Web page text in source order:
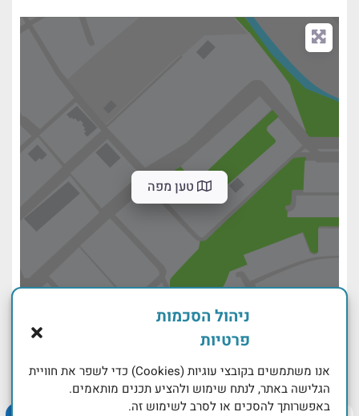
ניהול הסכמות
פרטיות
אנו משתמשים בקובצי עוגיות (Cookies) כדי לשפר את חוויית
הגלישה באתר, לנתח שימוש ולהציע תכנים מותאמים.
באפשרותך להסכים או לסרב לשימוש זה.
טען מפה